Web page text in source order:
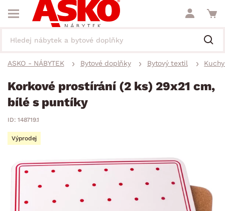
ASKO - NÁBYTEK Bytové doplňky Bytový textil
Korkové prostírání (2 ks) 29x21 cm,
bílé s puntíky
ID: 148719.1
Výprodej